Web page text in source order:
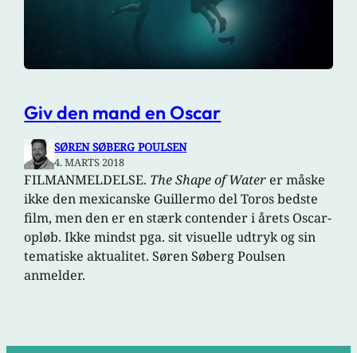
Giv den mand en Oscar
SØREN SØBERG POULSEN
4. MARTS 2018
FILMANMELDELSE. The Shape of Water er måske
ikke den mexicanske Guillermo del Toros bedste
film, men den er en stærk contender i årets Oscar-
opløb. Ikke mindst pga. sit visuelle udtryk og sin
tematiske aktualitet. Søren Søberg Poulsen
anmelder.